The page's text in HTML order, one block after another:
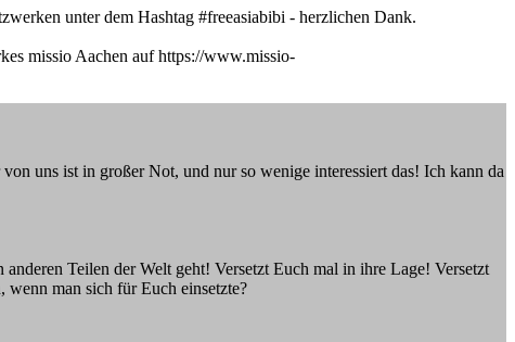
unter dem Hashtag #freeasiabibi - herzlichen Dank.
missio Aachen auf https://www.missio-
uns ist in großer Not, und nur so wenige interessiert das! Ich kann da
Teilen der Welt geht! Versetzt Euch mal in ihre Lage! Versetzt
man sich für Euch einsetzte?